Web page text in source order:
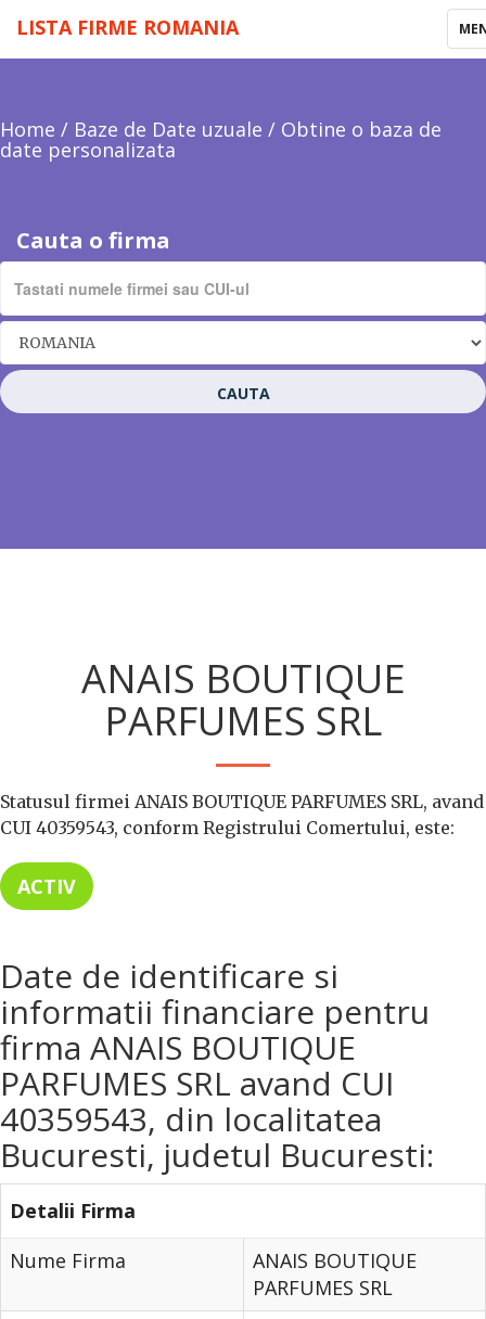
LISTA FIRME ROMANIA
Home / Baze de Date uzuale / Obtine o baza de
date personalizata
Cauta o firma
CAUTA
ANAIS BOUTIQUE
PARFUMES SRL
Statusul firmei ANAIS BOUTIQUE PARFUMES SRL, avand
CUI 40359543, conform Registrului Comertului, este:
ACTIV
Date de identificare si
informatii financiare pentru
firma ANAIS BOUTIQUE
PARFUMES SRL avand CUI
40359543, din localitatea
Bucuresti, judetul Bucuresti:
Detalii Firma
Nume Firma
ANAIS BOUTIQUE
PARFUMES SRL